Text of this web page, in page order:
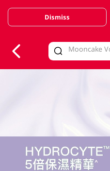
Valid Until 30 June 2026
Dismiss